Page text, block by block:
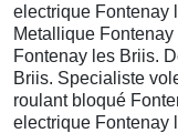
electrique Fontenay
Metallique
Fontenay les Briis.
Briis. Specialiste
roulant bloqué
electrique Fontenay